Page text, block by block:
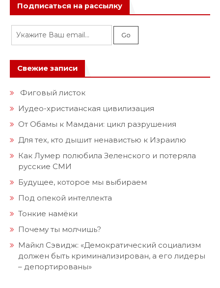
Подписаться на рассылку
Свежие записи
Фиговый листок
Иудео-христианская цивилизация
От Обамы к Мамдани: цикл разрушения
Для тех, кто дышит ненавистью к Израилю
Как Лумер полюбила Зеленского и потеряла
русские СМИ
Будущее, которое мы выбираем
Под опекой интеллекта
Тонкие намёки
Почему ты молчишь?
Майкл Сэвидж: «Демократический социализм
должен быть криминализирован, а его лидеры
– депортированы»